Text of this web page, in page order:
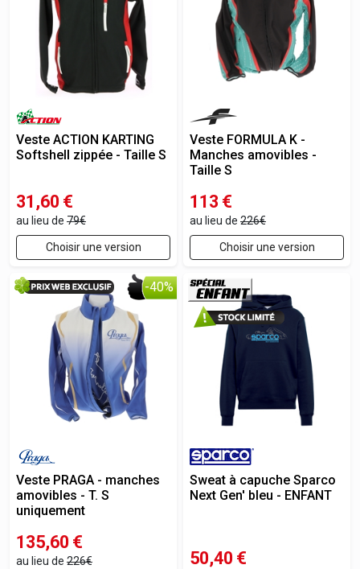
Veste ACTION KARTING
Softshell zippée - Taille S
31,60 €
au lieu de 79€
Choisir une version
Veste FORMULA K -
Manches amovibles -
Taille S
113 €
au lieu de 226€
Choisir une version
-40%
Veste PRAGA - manches
amovibles - T. S
uniquement
135,60 €
au lieu de 226€
Sweat à capuche Sparco
Next Gen' bleu - ENFANT
50,40 €